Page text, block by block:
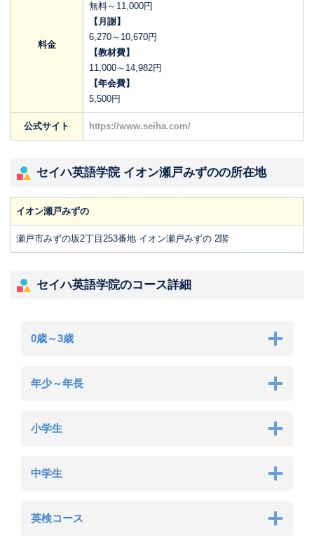
料金
無料～11,000円
【月謝】
6,270～10,670円
【教材費】
11,000～14,982円
【年会費】
5,500円
公式サイト https://www.seiha.com/
セイハ英語学院 イオン瀬戸みずのの所在地
イオン瀬戸みずの
瀬戸市みずの坂2丁目253番地 イオン瀬戸みずの 2階
セイハ英語学院のコース詳細
0歳～3歳
年少～年長
小学生
中学生
英検コース